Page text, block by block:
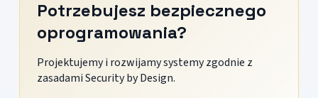
Potrzebujesz bezpiecznego
oprogramowania?
Projektujemy i rozwijamy systemy zgodnie z
zasadami Security by Design.